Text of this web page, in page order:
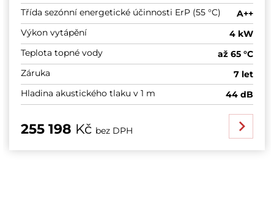
Třída sezónní energetické účinnosti ErP (55 °C)
A++
Výkon vytápění
4 kW
Teplota topné vody
až 65 °C
Záruka
7 let
Hladina akustického tlaku v 1 m
44 dB
255 198 Kč bez DPH